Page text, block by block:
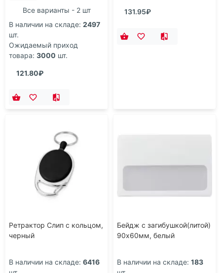
Все варианты - 2 шт
В наличии на складе: 2497
шт.
Ожидаемый приход
товара: 3000 шт.
121.80₽
131.95₽
Ретрактор Слип с кольцом,
черный
В наличии на складе: 6416
Бейдж с загибушкой(литой)
90х60мм, белый
В наличии на складе: 183